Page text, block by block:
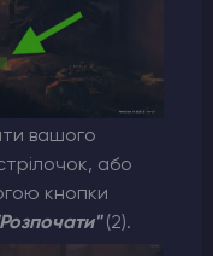
вашого
або
кнопки
(2).